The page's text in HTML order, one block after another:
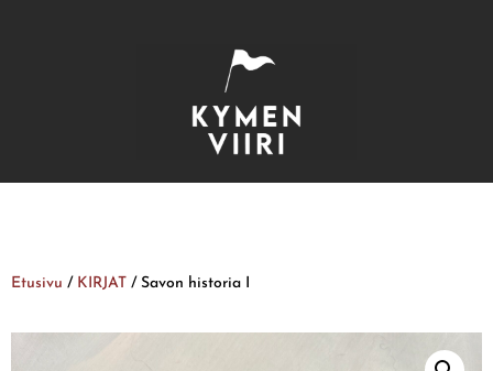
Etusivu / KIRJAT / Savon historia I